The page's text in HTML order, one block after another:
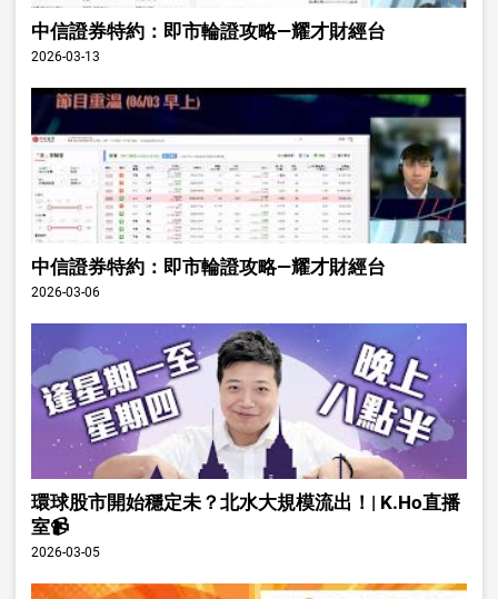
中信證券特約：即市輪證攻略—耀才財經台
2026-03-13
中信證券特約：即市輪證攻略—耀才財經台
2026-03-06
環球股市開始穩定未？北水大規模流出！| K.Ho直播
室📹
2026-03-05